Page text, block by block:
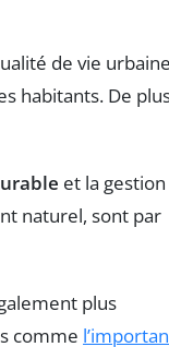
de vie
habitants. De
et la gestion
naturel, sont par
plus
comme